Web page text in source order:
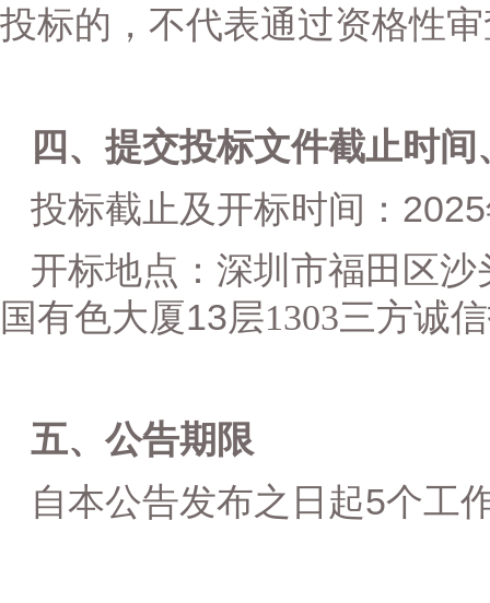
投标的，不代表通过资格性
四、提交投标文件截止时间
投标截止及开标时间： 2025
开标地点： 深圳市福田区
国有色大厦13层1303三方诚
五、公告期限
自本公告发布之日起5个工